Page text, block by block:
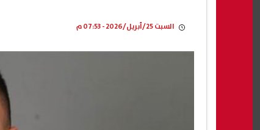
السبت 25/أبريل/2026 - 07:53 م